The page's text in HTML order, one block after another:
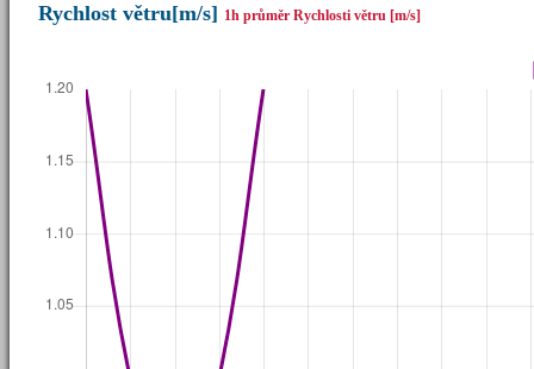
Rychlost větru[m/s] 1h průměr Rychlosti větru [m/s]